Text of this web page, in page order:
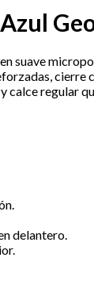
suave
cierre
calce regular
delantero.